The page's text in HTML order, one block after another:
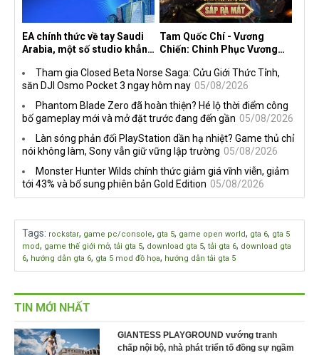
EA chính thức về tay Saudi
Arabia, một số studio khẳng
lược DEI
Tam Quốc Chí - Vương
Chiến: Chinh Phục Vương
sáu thị trường Đông Nam Á
Tham gia Closed Beta Norse Saga: Cửu Giới Thức Tỉnh,
săn DJI Osmo Pocket 3 ngay hôm nay 05/08/2026
Phantom Blade Zero đã hoàn thiện? Hé lộ thời điểm công
bố gameplay mới và mở đặt trước đang đến gần 05/08/2026
Làn sóng phản đối PlayStation dần hạ nhiệt? Game thủ chỉ
nói không làm, Sony vẫn giữ vững lập trường 05/08/2026
Monster Hunter Wilds chính thức giảm giá vĩnh viễn, giảm
tới 43% và bổ sung phiên bản Gold Edition 05/08/2026
Tags: rockstar, game pc/console, gta 5, game open world, gta 6, gta 5
mod, game thế giới mở, tải gta 5, download gta 5, tải gta 6, download gta
6, hướng dẫn gta 6, gta 5 mod đồ họa, hướng dẫn tải gta 5
TIN MỚI NHẤT
GIANTESS PLAYGROUND vướng tranh
chấp nội bộ, nhà phát triển tố đồng sự ngầm